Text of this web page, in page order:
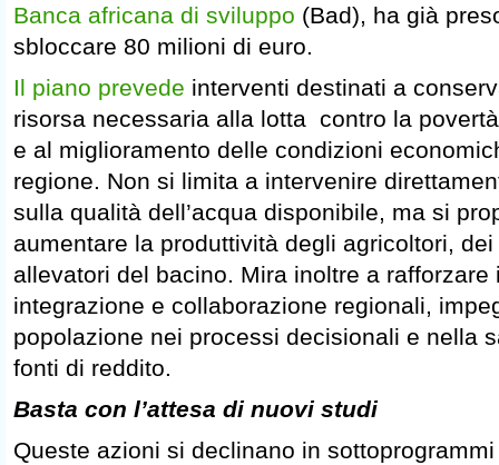
Banca africana di sviluppo (Bad), ha già
sbloccare 80 milioni di euro.
Il piano prevede interventi destinati a
risorsa necessaria alla lotta contro la
e al miglioramento delle condizioni
regione. Non si limita a intervenire
sulla qualità dell’acqua disponibile, ma si
aumentare la produttività degli agricoltori,
allevatori del bacino. Mira inoltre a rafforzare
integrazione e collaborazione regionali,
popolazione nei processi decisionali e nella
fonti di reddito.
Basta con l’attesa di nuovi studi
Queste azioni si declinano in